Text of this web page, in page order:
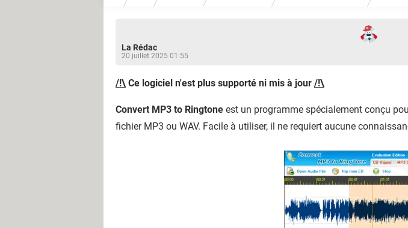
La Rédac
20 juillet 2025 01:55
/!\ Ce logiciel n'est plus supporté ni mis à jour /!\
Convert MP3 to Ringtone est un programme spécialement conçu
fichier MP3 ou WAV. Facile à utiliser, il ne requiert aucune